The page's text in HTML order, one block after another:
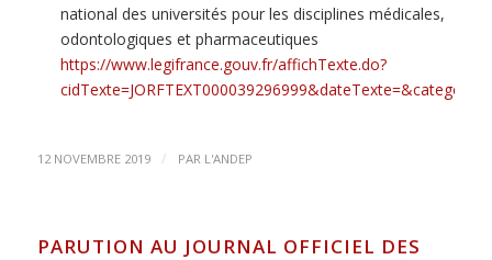
national des universités pour les disciplines médicales,
odontologiques et pharmaceutiques
https://www.legifrance.gouv.fr/affichTexte.do?
12 NOVEMBRE 2019 / PAR L'ANDEP
PARUTION AU JOURNAL OFFICIEL DES